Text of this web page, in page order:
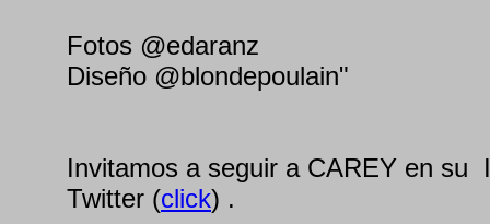
Fotos @edaranz
Diseño @blondepoulain"
Invitamos a seguir a CAREY en su
Twitter (click) .